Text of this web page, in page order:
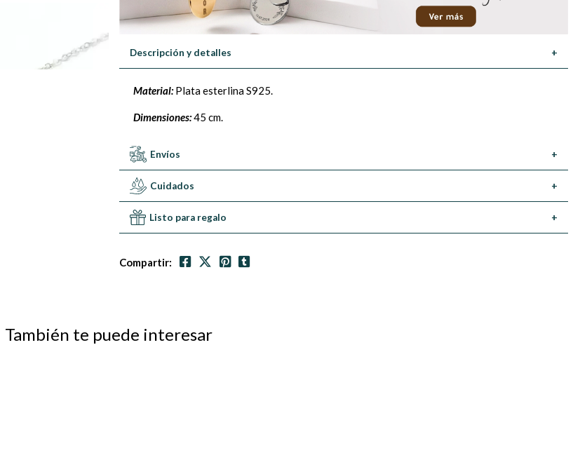
Descripción y detalles +
Material:Plata esterlina S925.
Dimensiones:45 cm.
Envíos +
Cuidados +
Listo para regalo +
Compartir:
También te puede interesar